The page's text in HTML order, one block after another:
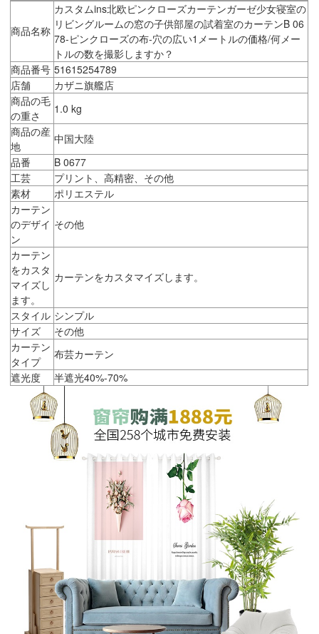
商品名称
カスタムins北欧ピンクローズカーテンガーゼ少女寝室の
リビングルームの窓の子供部屋の試着室のカーテンB 06
78-ピンクローズの布-穴の広い1メートルの価格/何メー
トルの数を撮影しますか？
商品番号 51615254789
店舗
カザニ旗艦店
商品の毛
の重さ
1.0 kg
商品の産
地
中国大陸
品番
B 0677
工芸
プリント、高精密、その他
素材
ポリエステル
カーテン
のデザイ
ン
その他
カーテン
をカスタ
マイズし
ます。
カーテンをカスタマイズします。
スタイル シンプル
サイズ
その他
カーテン
タイプ
布芸カーテン
遮光度
半遮光40%-70%